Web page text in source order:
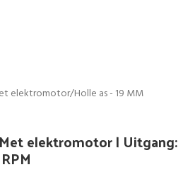
elektromotor/Holle as - 19 MM
elektromotor | Uitgang: